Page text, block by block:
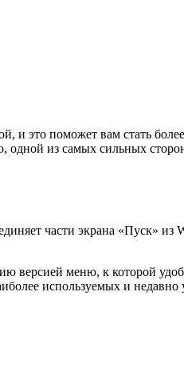
и это поможет вам стать
из самых сильных сторон
части экрана «Пуск»
меню, к которой
используемых и